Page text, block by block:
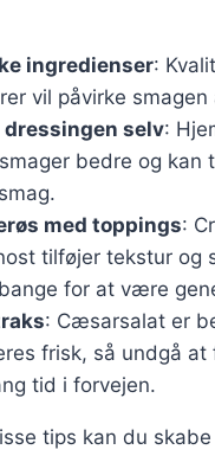
ingredienser:
vil påvirke smagen
dressingen selv:
bedre og kan
med toppings:
tilføjer tekstur og
for at være
: Cæsarsalat er
frisk, så undgå at
tid i forvejen.
tips kan du